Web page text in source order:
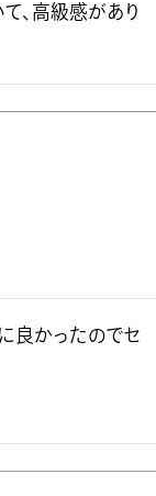
、高級感があり
良かったのでセ